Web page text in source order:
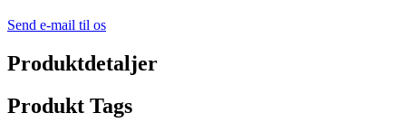
Send e-mail til os
Produktdetaljer
Produkt Tags